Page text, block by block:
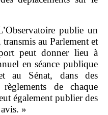
publie un
au Parlement et
peut donner lieu à
en séance publique
au Sénat, dans des
de chaque
également publier des
»